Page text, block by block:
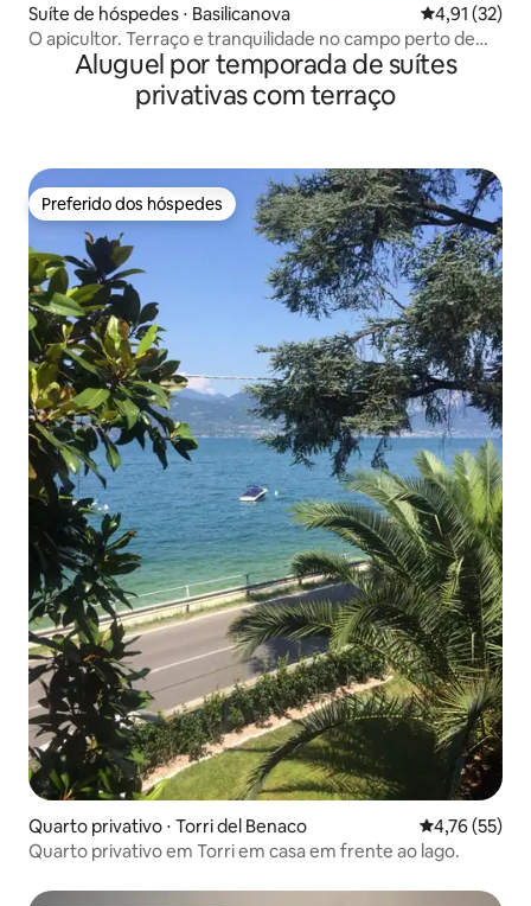
Suíte de hóspedes ⋅ Basilicanova 4,91 de uma
4,91 (32)
O apicultor. Terraço e tranquilidade no campo perto de
ParmaAluguel por temporada de suítes
privativas com terraço
Preferido dos hóspedes
Preferido dos hóspedes
Quarto privativo ⋅ Torri del Benaco 4,76 de uma
4,76 (55)
Quarto privativo em Torri em casa em frente ao lago.